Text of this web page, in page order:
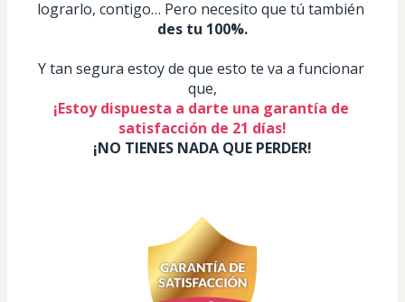
des tu 100%.
Y tan segura estoy de que esto te va a funcionar
que,
¡Estoy dispuesta a darte una garantía de
satisfacción de 21 días!
¡NO TIENES NADA QUE PERDER!